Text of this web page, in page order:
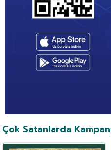
Çok Satanlarda